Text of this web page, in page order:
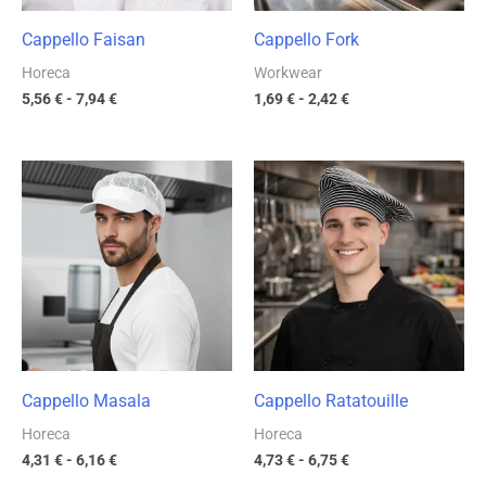
Cappello Faisan
Horeca
5,56€- 7,94€
Cappello Fork
Workwear
1,69€- 2,42€
Cappello Masala
Horeca
4,31 €- 6,16€
Fascia
di
prezzo:
da
4,31 €
a
6,16 €
Cappello Ratatouille
Horeca
4,73€- 6,75€
Fascia
di
prezzo:
da
4,73 €
a
6,75 €